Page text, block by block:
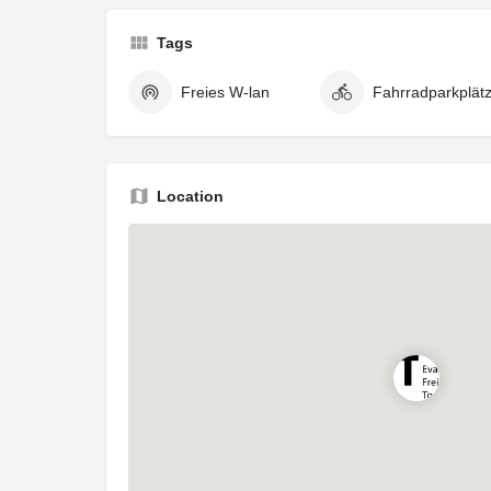
Tags
Freies W-lan
Location